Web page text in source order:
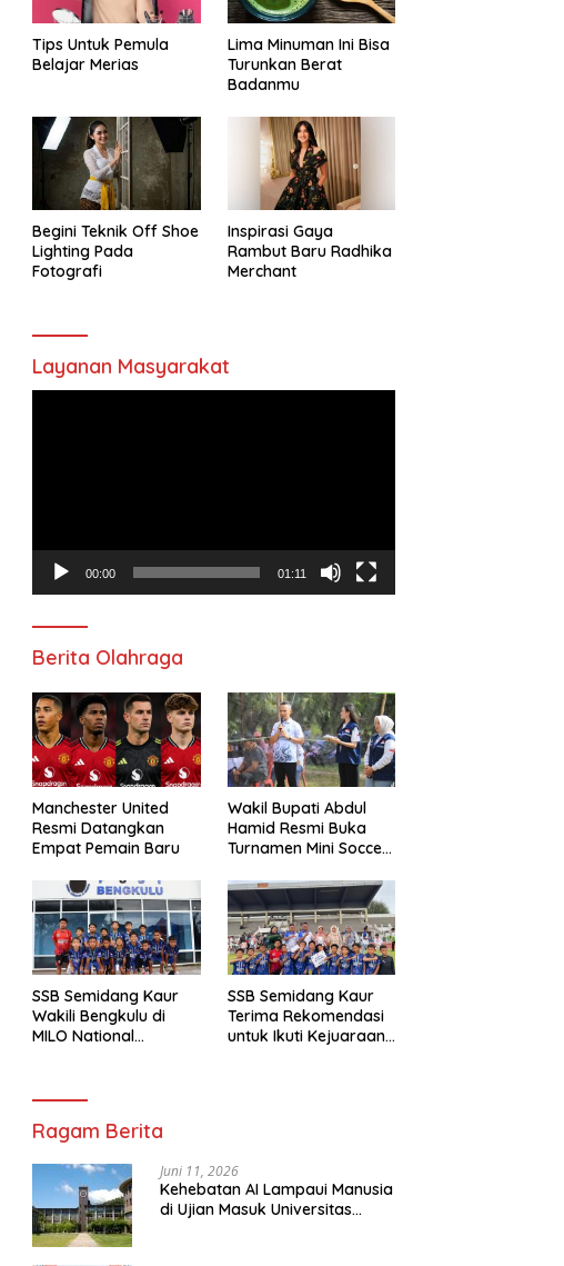
Tips Untuk Pemula
Belajar Merias
Lima Minuman Ini Bisa
Turunkan Berat
Badanmu
Begini Teknik Off Shoe
Lighting Pada
Fotografi
Inspirasi Gaya
Rambut Baru Radhika
Merchant
Layanan Masyarakat
00:00 01:11
Berita Olahraga
Manchester United
Resmi Datangkan
Empat Pemain Baru
Wakil Bupati Abdul
Hamid Resmi Buka
Turnamen Mini Soccer
SSB Semidang Kaur
Wakili Bengkulu di
MILO National
SSB Semidang Kaur
Terima Rekomendasi
untuk Ikuti Kejuaraan
Ragam Berita
Juni 11, 2026
Kehebatan AI Lampaui Manusia
di Ujian Masuk Universitas